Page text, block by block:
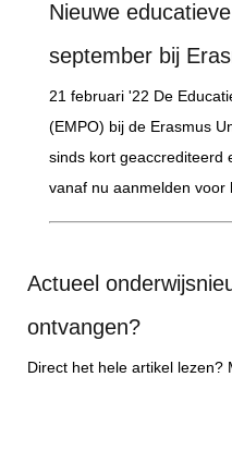
Nieuwe
september bij
21 februari '22 De
(EMPO) bij de Erasmus
sinds kort geaccrediteerd
vanaf nu aanmelden voor
Actueel
ontvangen?
Direct het hele artikel lezen?